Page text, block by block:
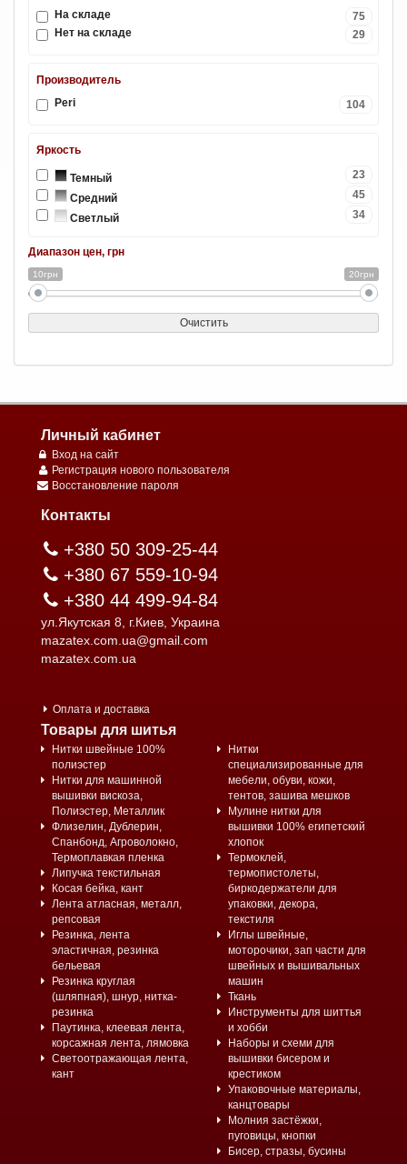
75
На складе
29
Нет на складе
Производитель
104
Peri
Яркость
23
Темный
45
Средний
34
Светлый
Диапазон цен, грн
10грн 20грн
Очистить
Личный кабинет
Вход на сайт
Регистрация нового пользователя
Восстановление пароля
Контакты
+380 50 309-25-44
+380 67 559-10-94
+380 44 499-94-84
ул.Якутская 8, г.Киев, Украина
mazatex.com.ua@gmail.com
mazatex.com.ua
Оплата и доставка
Товары для шитья
Нитки швейные 100%
полиэстер
Нитки для машинной
вышивки вискоза,
Полиэстер, Металлик
Флизелин, Дублерин,
Спанбонд, Агроволокно,
Термоплавкая пленка
Липучка текстильная
Косая бейка, кант
Лента атласная, металл,
репсовая
Резинка, лента
эластичная, резинка
бельевая
Резинка круглая
(шляпная), шнур, нитка-
резинка
Паутинка, клеевая лента,
корсажная лента, лямовка
Светоотражающая лента,
кант
Нитки
специализированные для
мебели, обуви, кожи,
тентов, зашива мешков
Мулине нитки для
вышивки 100% египетский
хлопок
Термоклей,
термопистолеты,
биркодержатели для
упаковки, декора,
текстиля
Иглы швейные,
моторочики, зап части для
швейных и вышивальных
машин
Ткань
Инструменты для шиттья
и хобби
Наборы и схеми для
вышивки бисером и
крестиком
Упаковочные материалы,
канцтовары
Молния застёжки,
пуговицы, кнопки
Бисер, стразы, бусины